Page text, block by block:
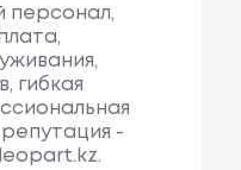
персонал,
гибкая
-